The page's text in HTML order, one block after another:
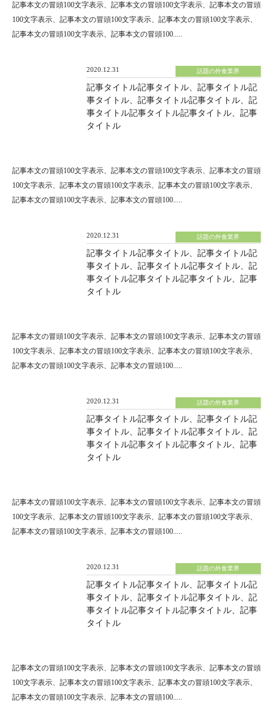
記事本文の冒頭100文字表示、記事本文の冒頭100文字表示、記事本文の冒頭
100文字表示、記事本文の冒頭100文字表示、記事本文の冒頭100文字表示、
記事本文の冒頭100文字表示、記事本文の冒頭100.....
2020.12.31 話題の外食業界
記事タイトル記事タイトル、記事タイトル記
事タイトル、記事タイトル記事タイトル、記
事タイトル記事タイトル記事タイトル、記事
タイトル
記事本文の冒頭100文字表示、記事本文の冒頭100文字表示、記事本文の冒頭
100文字表示、記事本文の冒頭100文字表示、記事本文の冒頭100文字表示、
記事本文の冒頭100文字表示、記事本文の冒頭100.....
2020.12.31 話題の外食業界
記事タイトル記事タイトル、記事タイトル記
事タイトル、記事タイトル記事タイトル、記
事タイトル記事タイトル記事タイトル、記事
タイトル
記事本文の冒頭100文字表示、記事本文の冒頭100文字表示、記事本文の冒頭
100文字表示、記事本文の冒頭100文字表示、記事本文の冒頭100文字表示、
記事本文の冒頭100文字表示、記事本文の冒頭100.....
2020.12.31 話題の外食業界
記事タイトル記事タイトル、記事タイトル記
事タイトル、記事タイトル記事タイトル、記
事タイトル記事タイトル記事タイトル、記事
タイトル
記事本文の冒頭100文字表示、記事本文の冒頭100文字表示、記事本文の冒頭
100文字表示、記事本文の冒頭100文字表示、記事本文の冒頭100文字表示、
記事本文の冒頭100文字表示、記事本文の冒頭100.....
2020.12.31 話題の外食業界
記事タイトル記事タイトル、記事タイトル記
事タイトル、記事タイトル記事タイトル、記
事タイトル記事タイトル記事タイトル、記事
タイトル
記事本文の冒頭100文字表示、記事本文の冒頭100文字表示、記事本文の冒頭
100文字表示、記事本文の冒頭100文字表示、記事本文の冒頭100文字表示、
記事本文の冒頭100文字表示、記事本文の冒頭100.....